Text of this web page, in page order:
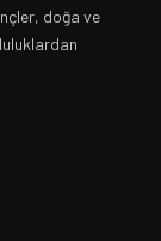
doğa ve